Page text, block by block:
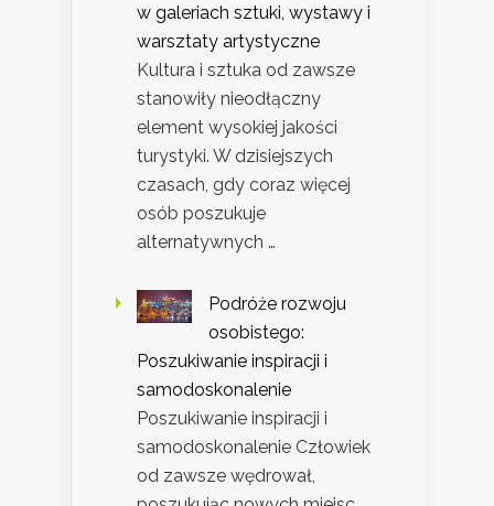
w galeriach sztuki, wystawy i
warsztaty artystyczne
Kultura i sztuka od zawsze
stanowiły nieodłączny
element wysokiej jakości
turystyki. W dzisiejszych
czasach, gdy coraz więcej
osób poszukuje
alternatywnych …
Podróże rozwoju
osobistego:
Poszukiwanie inspiracji i
samodoskonalenie
Poszukiwanie inspiracji i
samodoskonalenie Człowiek
od zawsze wędrował,